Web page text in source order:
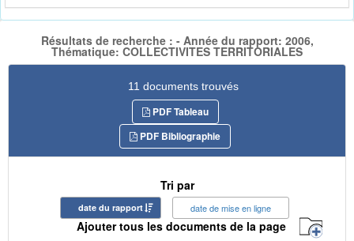
Résultats de recherche : - Année du rapport: 2006,
Thématique: COLLECTIVITES TERRITORIALES
11 documents trouvés
PDF Tableau
PDF Bibliographie
Tri par
date du rapport date de mise en ligne
Ajouter tous les documents de la page